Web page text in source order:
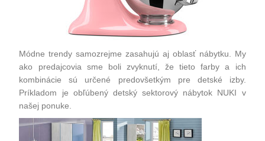
Módne trendy samozrejme zasahujú aj oblasť nábytku.
My
ako predajcovia sme boli zvyknutí, že tieto farby a ich
kombinácie sú určené predovšetkým pre detské izby.
Príkladom je obľúbený detský sektorový nábytok NUKI v
našej ponuke.